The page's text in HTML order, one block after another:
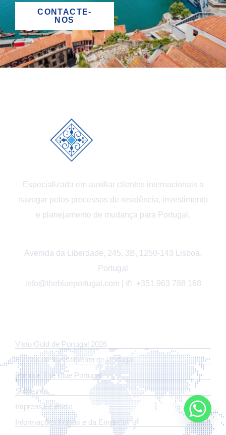
CONTACTE-
NOS
Especializada em auxiliar clientes internacionais a
navegar pelos processos de residência, investimento
e planejamento de mudança para Portugal.
Avenida da Liberdade, 245, 3B, 1250-143 Lisboa,
Portugal
info@theblueportugal.com | ✆ +351 963 788 168
Visto Gold de Portugal 2026
Fundos de Investimento de Portugal
Por que The Blue Portugal
Sobre nós
Imprensa e mídia
Informações Legais e da Empresa